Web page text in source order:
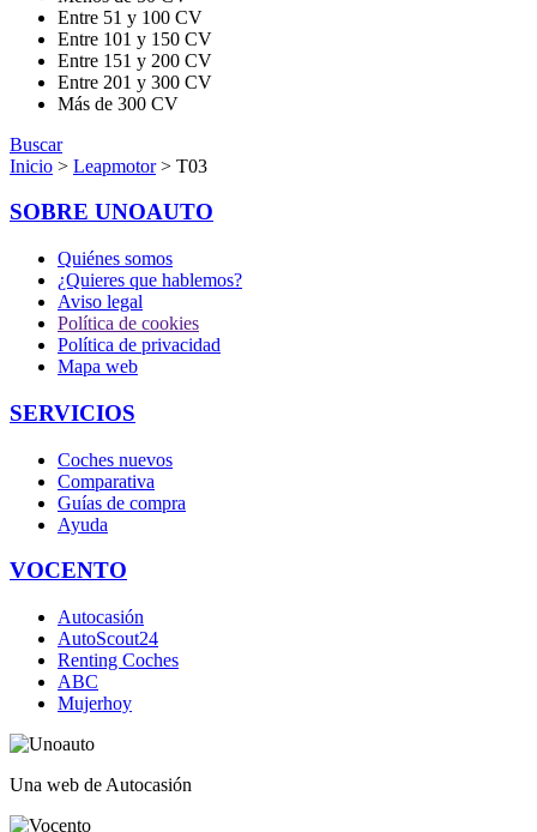
Entre 51 y 100 CV
Entre 101 y 150 CV
Entre 151 y 200 CV
Entre 201 y 300 CV
Más de 300 CV
Buscar
Inicio > Leapmotor> T03
SOBRE UNOAUTO
Quiénes somos
¿Quieres que hablemos?
Aviso legal
Política de cookies
Política de privacidad
Mapa web
SERVICIOS
Coches nuevos
Comparativa
Guías de compra
Ayuda
VOCENTO
Autocasión
AutoScout24
Renting Coches
ABC
Mujerhoy
Una web de Autocasión